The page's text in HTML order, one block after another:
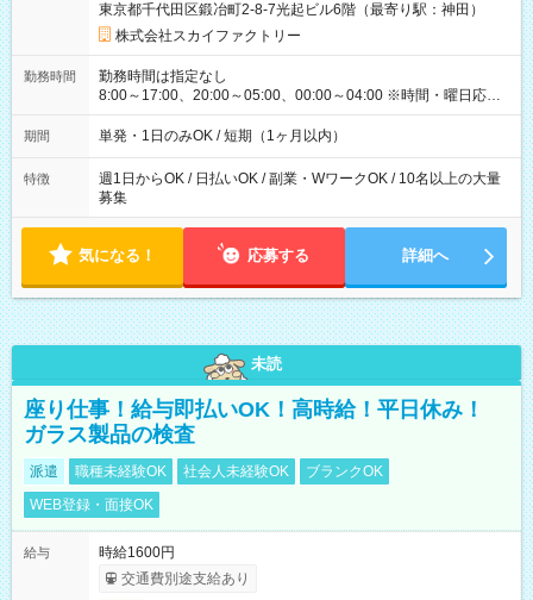
東京都千代田区鍛冶町2-8-7光起ビル6階（最寄り駅：神田）
株式会社スカイファクトリー
勤務時間
勤務時間は指定なし
8:00～17:00、20:00～05:00、00:00～04:00 ※時間・曜日応相
談 ※深夜・早朝帯もあり ※週1日、1日4ｈから勤務OK！ もち
ろん週5以上のレギュラーワークも☆ 平日のみ・土日のみも
期間 単発・1日のみOK / 短期（1ヶ月以内）
特徴
週1日からOK / 日払いOK / 副業・WワークOK / 10名以上の大量
募集
気になる！ 応募する 詳細へ
未読
座り仕事！給与即払いOK！高時給！平日休み！
ガラス製品の検査
派遣 職種未経験OK 社会人未経験OK
ブランクOK
WEB登録・面接OK
給与
時給1600円
交通費別途支給あり